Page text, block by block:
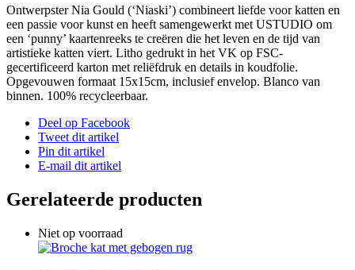
Ontwerpster Nia Gould (‘Niaski’) combineert liefde voor katten en
een passie voor kunst en heeft samengewerkt met USTUDIO om
een ‘punny’ kaartenreeks te creëren die het leven en de tijd van
artistieke katten viert. Litho gedrukt in het VK op FSC-
gecertificeerd karton met reliëfdruk en details in koudfolie.
Opgevouwen formaat 15x15cm, inclusief envelop. Blanco van
binnen. 100% recycleerbaar.
Deel op Facebook
Tweet dit artikel
Pin dit artikel
E-mail dit artikel
Gerelateerde producten
Niet op voorraad